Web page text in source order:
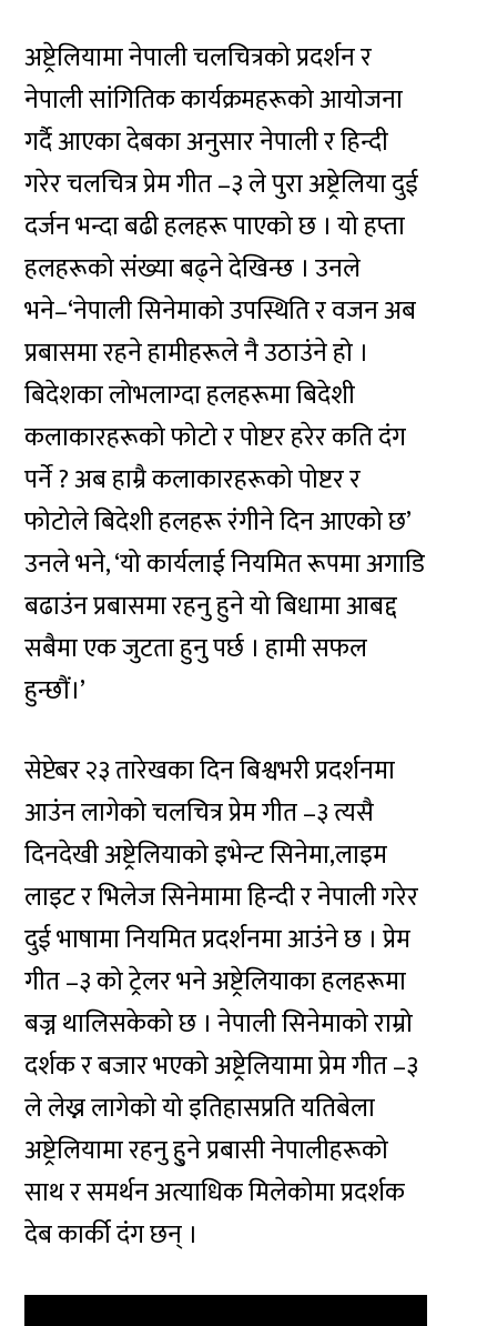
अष्ट्रेलियामा नेपाली चलचित्रको प्रदर्शन र
नेपाली सांगितिक कार्यक्रमहरूको आयोजना
गर्दै आएका देबका अनुसार नेपाली र हिन्दी
गरेर चलचित्र प्रेम गीत –३ ले पुरा अष्ट्रेलिया दुई
दर्जन भन्दा बढी हलहरू पाएको छ । यो हप्ता
हलहरूको संख्या बढ्ने देखिन्छ । उनले
भने–‘नेपाली सिनेमाको उपस्थिति र वजन अब
प्रबासमा रहने हामीहरूले नै उठाउंने हो ।
बिदेशका लोभलाग्दा हलहरूमा बिदेशी
कलाकारहरूको फोटो र पोष्टर हरेर कति दंग
पर्ने ? अब हाम्रै कलाकारहरूको पोष्टर र
फोटोले बिदेशी हलहरू रंगीने दिन आएको छ’
उनले भने, ‘यो कार्यलाई नियमित रूपमा अगाडि
बढाउंन प्रबासमा रहनु हुने यो बिधामा आबद्द
सबैमा एक जुटता हुनु पर्छ । हामी सफल
हुन्छौं।’
सेप्टेबर २३ तारेखका दिन बिश्वभरी प्रदर्शनमा
आउंन लागेको चलचित्र प्रेम गीत –३ त्यसै
दिनदेखी अष्ट्रेलियाको इभेन्ट सिनेमा,लाइम
लाइट र भिलेज सिनेमामा हिन्दी र नेपाली गरेर
दुई भाषामा नियमित प्रदर्शनमा आउंने छ । प्रेम
गीत –३ को ट्रेलर भने अष्ट्रेलियाका हलहरूमा
बज्न थालिसकेको छ । नेपाली सिनेमाको राम्रो
दर्शक र बजार भएको अष्ट्रेलियामा प्रेम गीत –३
ले लेख्न लागेको यो इतिहासप्रति यतिबेला
अष्ट्रेलियामा रहनु हु्ने प्रबासी नेपालीहरूको
साथ र समर्थन अत्याधिक मिलेकोमा प्रदर्शक
देब कार्की दंग छन् ।